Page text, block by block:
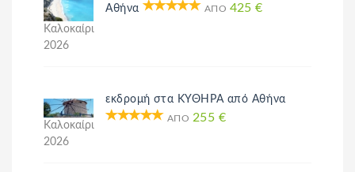
Καλοκαίρι
2026
Αθήνα
ΑΠΌ 425 €
Καλοκαίρι
2026
εκδρομή στα ΚΥΘΗΡΑ από Αθήνα
ΑΠΌ 255 €